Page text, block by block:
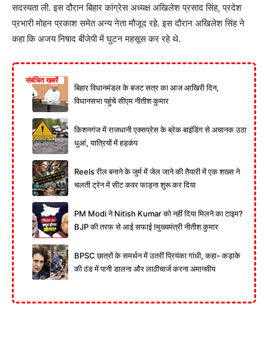
सदस्यता ली. इस दौरान बिहार कांग्रेस अध्यक्ष अखिलेश प्रसाद सिंह, प्रदेश
प्रभारी मोहन प्रकाश समेत अन्य नेता मौजूद रहे. इस दौरान अखिलेश सिंह ने
कहा कि अजय निषाद बीजेपी में घुटन महसूस कर रहे थे.
संबंधित खबरें
बिहार विधानमंडल के बजट सत्र का आज आखिरी दिन,
विधानसभा पहुंचे सीएम नीतीश कुमार
किशनगंज में राजधानी एक्सप्रेस के ब्रेक बाइंडिंग से अचानक उठा
धुआं, यात्रियों में हड़कंप
Reels रील बनाने के जुर्म में जेल जाने की तैयारी में एक शख्स ने
चलती ट्रेन में सीट कवर फाड़ना शुरू कर दिया
PM Modi ने Nitish Kumar को नहीं दिया मिलने का टाइम?
BJP की तरफ से आई सफाई !मुख्यमंत्री नीतीश कुमार
BPSC छात्रों के समर्थन में उतरीं प्रियंका गांधी, कहा- कड़ाके
की ठंड में पानी डालना और लाठीचार्ज करना अमानवीय